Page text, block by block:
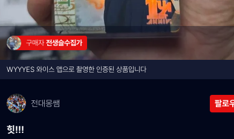
구매자 전생슬수집가
WYYYES 와이스 앱으로 촬영한 인증된 상품입니다
전대몽쌤 팔로
힛!!!